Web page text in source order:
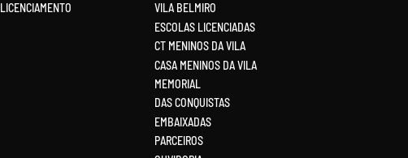
LICENCIAMENTO
VILA BELMIRO
ESCOLAS LICENCIADAS
CT MENINOS DA VILA
CASA MENINOS DA VILA
MEMORIAL
DAS CONQUISTAS
EMBAIXADAS
PARCEIROS